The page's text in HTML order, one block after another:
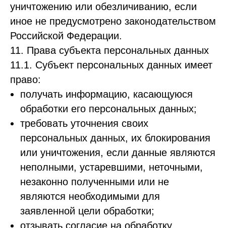
уничтожению или обезличиванию, если
иное не предусмотрено законодательством
Российской Федерации.
11. Права субъекта персональных данных
11.1. Субъект персональных данных имеет
право:
получать информацию, касающуюся
обработки его персональных данных;
требовать уточнения своих
персональных данных, их блокирования
или уничтожения, если данные являются
неполными, устаревшими, неточными,
незаконно полученными или не
являются необходимыми для
заявленной цели обработки;
отзывать согласие на обработку